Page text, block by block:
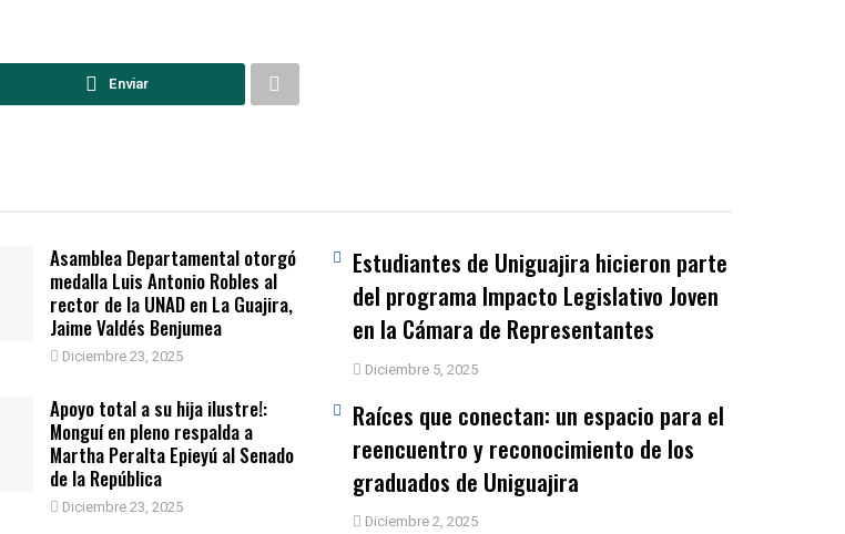
Enviar
Asamblea Departamental otorgó
medalla Luis Antonio Robles al
rector de la UNAD en La Guajira,
Jaime Valdés Benjumea
Diciembre 23, 2025
Apoyo total a su hija ilustre!:
Monguí en pleno respalda a
Martha Peralta Epieyú al Senado
de la República
Diciembre 23, 2025
Estudiantes de Uniguajira hicieron parte
del programa Impacto Legislativo Joven
en la Cámara de Representantes
Diciembre 5, 2025
Raíces que conectan: un espacio para el
reencuentro y reconocimiento de los
graduados de Uniguajira
Diciembre 2, 2025